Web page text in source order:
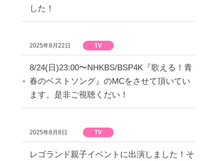
した！
2025年8月22日 TV
8/24(日)23:00〜NHKBS/BSP4K『歌える！青
春のベストソング』のMCをさせて頂いてい
ます。是非ご視聴くだい！
2025年8月8日 TV
レゴランド親子イベントに出演しました！そ